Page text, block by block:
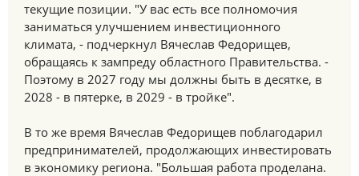
текущие позиции. "У вас есть все полномочия
заниматься улучшением инвестиционного
климата, - подчеркнул Вячеслав Федорищев,
обращаясь к зампреду областного Правительства. -
Поэтому в 2027 году мы должны быть в десятке, в
2028 - в пятерке, в 2029 - в тройке".
В то же время Вячеслав Федорищев поблагодарил
предпринимателей, продолжающих инвестировать
в экономику региона. "Большая работа проделана.